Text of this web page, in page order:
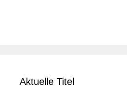
Aktuelle Titel